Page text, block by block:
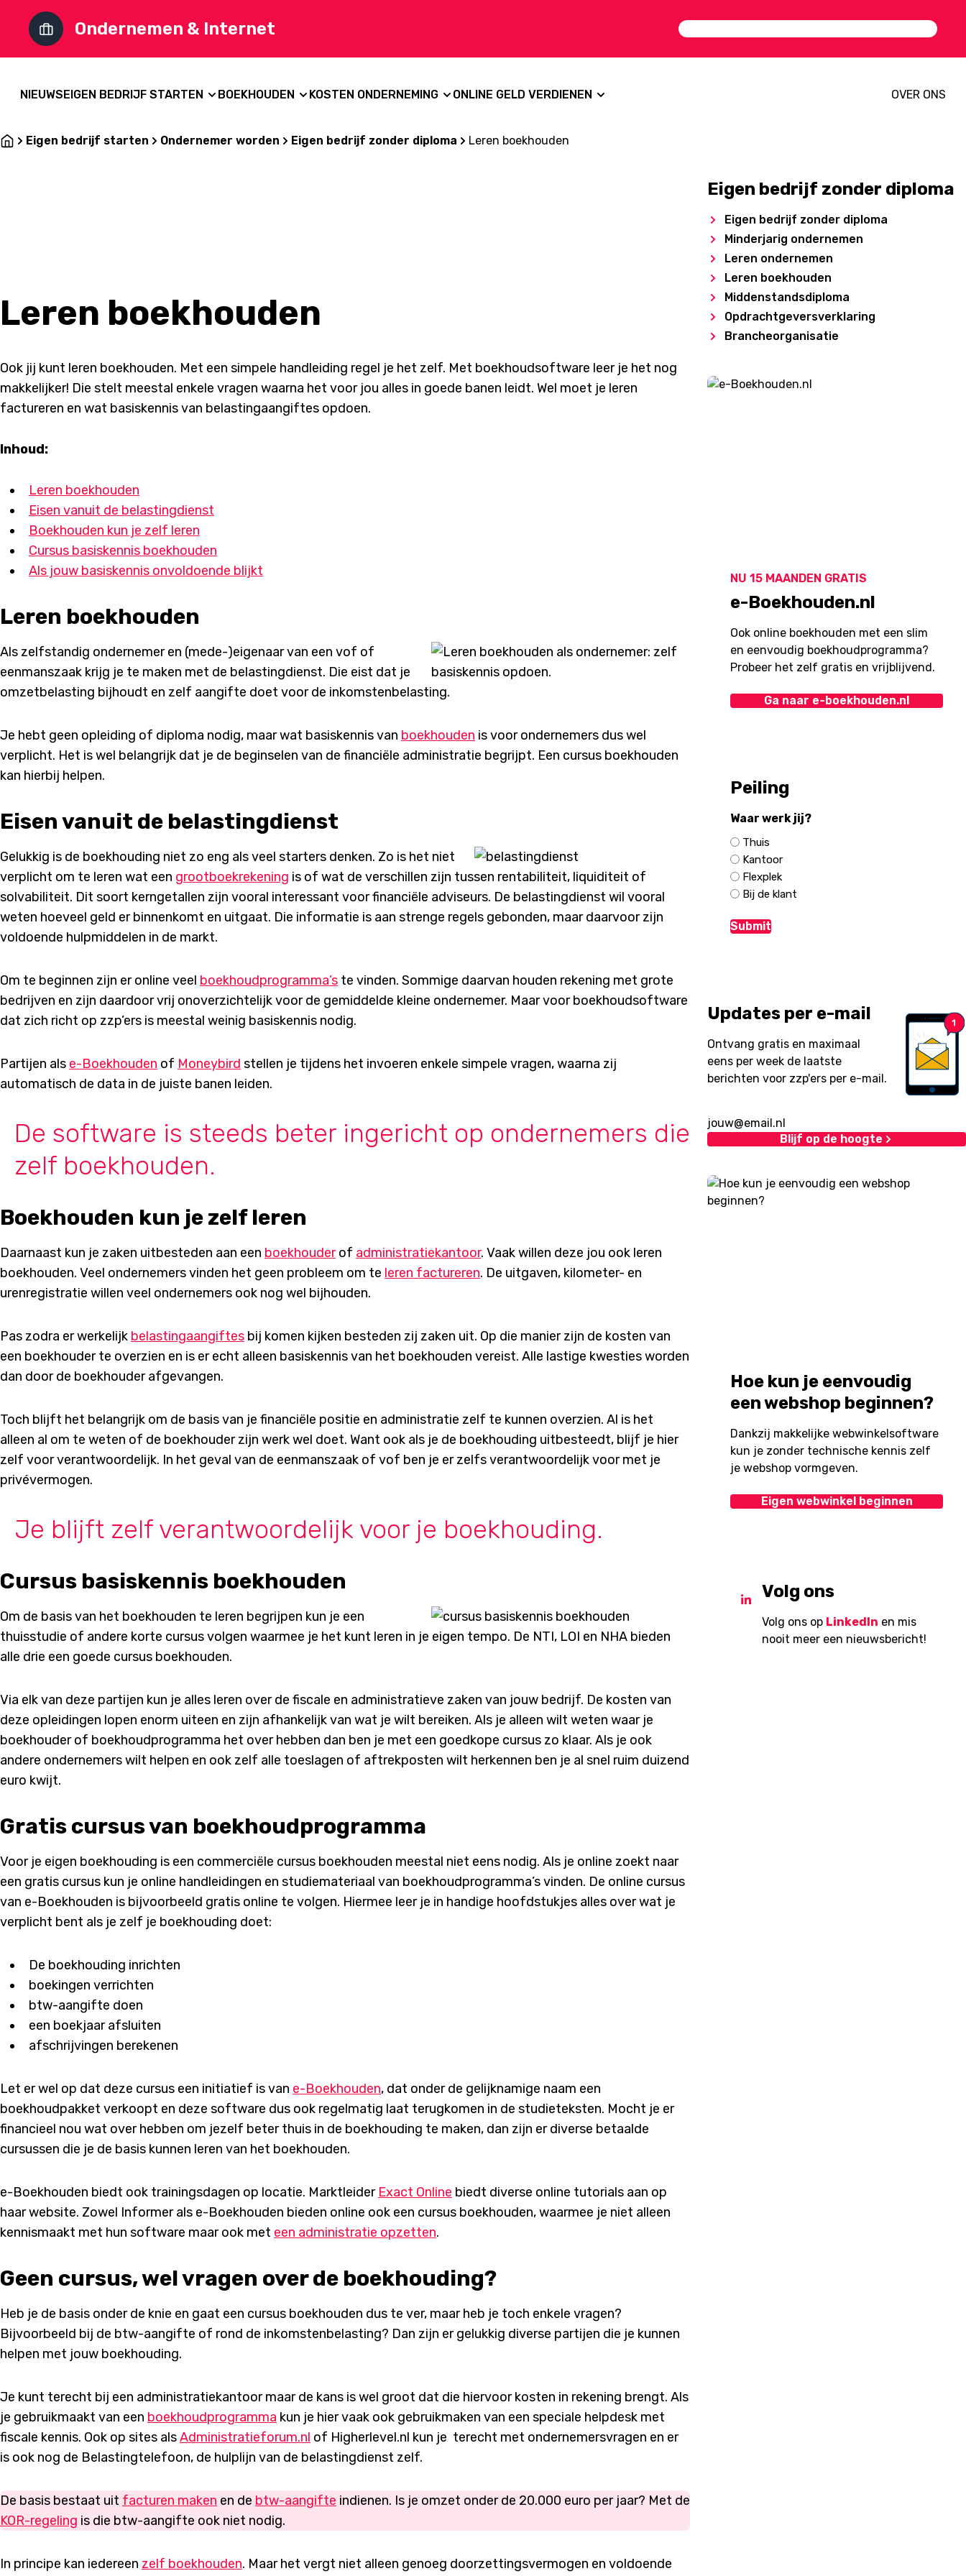
Ondernemen & Internet
NIEUWSEIGEN BEDRIJF STARTEN BOEKHOUDEN KOSTEN ONDERNEMING ONLINE GELD VERDIENEN OVER ONS
Eigen bedrijf starten Ondernemer worden Eigen bedrijf zonder diploma Leren boekhouden
Leren boekhouden
Ook jij kunt leren boekhouden. Met een simpele handleiding regel je het zelf. Met boekhoudsoftware leer je het nog
makkelijker! Die stelt meestal enkele vragen waarna het voor jou alles in goede banen leidt. Wel moet je leren
factureren en wat basiskennis van belastingaangiftes opdoen.
Inhoud:
Leren boekhouden
Eisen vanuit de belastingdienst
Boekhouden kun je zelf leren
Cursus basiskennis boekhouden
Als jouw basiskennis onvoldoende blijkt
Leren boekhouden
Als zelfstandig ondernemer en (mede-)eigenaar van een vof of
eenmanszaak krijg je te maken met de belastingdienst. Die eist dat je
omzetbelasting bijhoudt en zelf aangifte doet voor de inkomstenbelasting.
Je hebt geen opleiding of diploma nodig, maar wat basiskennis van boekhouden is voor ondernemers dus wel
verplicht. Het is wel belangrijk dat je de beginselen van de financiële administratie begrijpt. Een cursus boekhouden
kan hierbij helpen.
Eisen vanuit de belastingdienst
Gelukkig is de boekhouding niet zo eng als veel starters denken. Zo is het niet
verplicht om te leren wat een grootboekrekening is of wat de verschillen zijn tussen rentabiliteit, liquiditeit of
solvabiliteit. Dit soort kerngetallen zijn vooral interessant voor financiële adviseurs. De belastingdienst wil vooral
weten hoeveel geld er binnenkomt en uitgaat. Die informatie is aan strenge regels gebonden, maar daarvoor zijn
voldoende hulpmiddelen in de markt.
Om te beginnen zijn er online veel boekhoudprogramma’s te vinden. Sommige daarvan houden rekening met grote
bedrijven en zijn daardoor vrij onoverzichtelijk voor de gemiddelde kleine ondernemer. Maar voor boekhoudsoftware
dat zich richt op zzp’ers is meestal weinig basiskennis nodig.
Partijen als e-Boekhouden of Moneybird stellen je tijdens het invoeren enkele simpele vragen, waarna zij
automatisch de data in de juiste banen leiden.
De software is steeds beter ingericht op ondernemers die
zelf boekhouden.
Boekhouden kun je zelf leren
Daarnaast kun je zaken uitbesteden aan een boekhouderof administratiekantoor. Vaak willen deze jou ook leren
boekhouden. Veel ondernemers vinden het geen probleem om te leren factureren. De uitgaven, kilometer- en
urenregistratie willen veel ondernemers ook nog wel bijhouden.
Pas zodra er werkelijk belastingaangiftes bij komen kijken besteden zij zaken uit. Op die manier zijn de kosten van
een boekhouder te overzien en is er echt alleen basiskennis van het boekhouden vereist. Alle lastige kwesties worden
dan door de boekhouder afgevangen.
Toch blijft het belangrijk om de basis van je financiële positie en administratie zelf te kunnen overzien. Al is het
alleen al om te weten of de boekhouder zijn werk wel doet. Want ook als je de boekhouding uitbesteedt, blijf je hier
zelf voor verantwoordelijk. In het geval van de eenmanszaak of vof ben je er zelfs verantwoordelijk voor met je
privévermogen.
Je blijft zelf verantwoordelijk voor je boekhouding.
Cursus basiskennis boekhouden
Om de basis van het boekhouden te leren begrijpen kun je een
thuisstudie of andere korte cursus volgen waarmee je het kunt leren in je eigen tempo. De NTI, LOI en NHA bieden
alle drie een goede cursus boekhouden.
Via elk van deze partijen kun je alles leren over de fiscale en administratieve zaken van jouw bedrijf. De kosten van
deze opleidingen lopen enorm uiteen en zijn afhankelijk van wat je wilt bereiken. Als je alleen wilt weten waar je
boekhouder of boekhoudprogramma het over hebben dan ben je met een goedkope cursus zo klaar. Als je ook
andere ondernemers wilt helpen en ook zelf alle toeslagen of aftrekposten wilt herkennen ben je al snel ruim duizend
euro kwijt.
Gratis cursus van boekhoudprogramma
Voor je eigen boekhouding is een commerciële cursus boekhouden meestal niet eens nodig. Als je online zoekt naar
een gratis cursus kun je online handleidingen en studiemateriaal van boekhoudprogramma’s vinden. De online cursus
van e-Boekhouden is bijvoorbeeld gratis online te volgen. Hiermee leer je in handige hoofdstukjes alles over wat je
verplicht bent als je zelf je boekhouding doet:
De boekhouding inrichten
boekingen verrichten
btw-aangifte doen
een boekjaar afsluiten
afschrijvingen berekenen
Let er wel op dat deze cursus een initiatief is van e-Boekhouden, dat onder de gelijknamige naam een
boekhoudpakket verkoopt en deze software dus ook regelmatig laat terugkomen in de studieteksten. Mocht je er
financieel nou wat over hebben om jezelf beter thuis in de boekhouding te maken, dan zijn er diverse betaalde
cursussen die je de basis kunnen leren van het boekhouden.
e-Boekhouden biedt ook trainingsdagen op locatie. Marktleider Exact Online biedt diverse online tutorials aan op
haar website. Zowel Informer als e-Boekhouden bieden online ook een cursus boekhouden, waarmee je niet alleen
kennismaakt met hun software maar ook met een administratie opzetten.
Geen cursus, wel vragen over de boekhouding?
Heb je de basis onder de knie en gaat een cursus boekhouden dus te ver, maar heb je toch enkele vragen?
Bijvoorbeeld bij de btw-aangifte of rond de inkomstenbelasting? Dan zijn er gelukkig diverse partijen die je kunnen
helpen met jouw boekhouding.
Je kunt terecht bij een administratiekantoor maar de kans is wel groot dat die hiervoor kosten in rekening brengt. Als
je gebruikmaakt van een boekhoudprogramma kun je hier vaak ook gebruikmaken van een speciale helpdesk met
fiscale kennis. Ook op sites alsAdministratieforum.nl of Higherlevel.nl kun je terecht met ondernemersvragen en er
is ook nog de Belastingtelefoon, de hulplijn van de belastingdienst zelf.
De basis bestaat uit facturen maken en de btw-aangifte indienen. Is je omzet onder de 20.000 euro per jaar? Met de
KOR-regeling is die btw-aangifte ook niet nodig.
In principe kan iedereen zelf boekhouden. Maar het vergt niet alleen genoeg doorzettingsvermogen en voldoende
Eigen bedrijf zonder diploma
Eigen bedrijf zonder diploma
Minderjarig ondernemen
Leren ondernemen
Leren boekhouden
Middenstandsdiploma
Opdrachtgeversverklaring
Brancheorganisatie
NU 15 MAANDEN GRATIS
e-Boekhouden.nl
Ook online boekhouden met een slim
en eenvoudig boekhoudprogramma?
Probeer het zelf gratis en vrijblijvend.
Ga naar e-boekhouden.nl
Peiling
Waar werk jij?
Thuis
Kantoor
Flexplek
Bij de klant
Updates per e-mail
Ontvang gratis en maximaal
eens per week de laatste
berichten voor zzp'ers per e-mail.
Blijf op de hoogte
Hoe kun je eenvoudig
een webshop beginnen?
Dankzij makkelijke webwinkelsoftware
kun je zonder technische kennis zelf
je webshop vormgeven.
Eigen webwinkel beginnen
Volg ons
Volg ons op LinkedIn en mis
nooit meer een nieuwsbericht!